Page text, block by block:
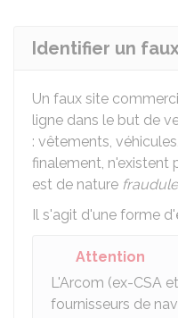
Identifier un
Un faux site
ligne dans le but de
: vêtements,
finalement, n'existent
est de nature
Il s'agit d'une forme d'
Attention
L'Arcom (ex-CSA
fournisseurs de